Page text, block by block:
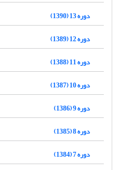
دوره 13 (1390)
دوره 12 (1389)
دوره 11 (1388)
دوره 10 (1387)
دوره 9 (1386)
دوره 8 (1385)
دوره 7 (1384)